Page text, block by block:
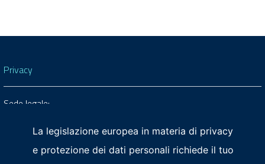
Privacy
Sede legale:
Sede secondaria:
corso Vittorio Emanuele II, 56 - 33170 Pordenone
La legislazione europea in materia di privacy
e protezione dei dati personali richiede il tuo